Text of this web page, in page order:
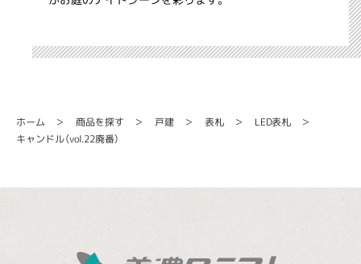
ホーム 商品を探す 戸建 表札 LED表札
キャンドル（vol.22廃番）